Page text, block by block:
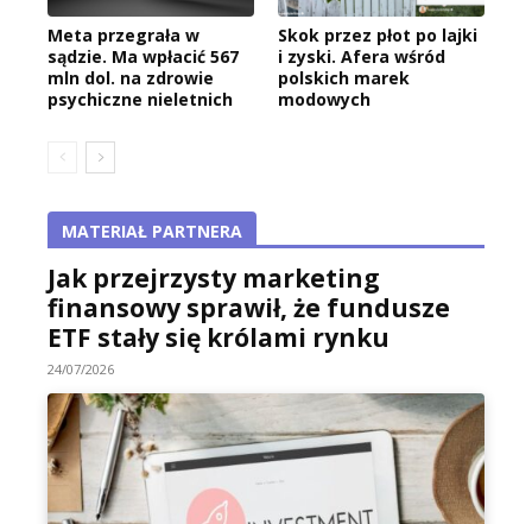
Meta przegrała w
sądzie. Ma wpłacić 567
mln dol. na zdrowie
psychiczne nieletnich
Skok przez płot po lajki
i zyski. Afera wśród
polskich marek
modowych
MATERIAŁ PARTNERA
Jak przejrzysty marketing
finansowy sprawił, że fundusze
ETF stały się królami rynku
24/07/2026